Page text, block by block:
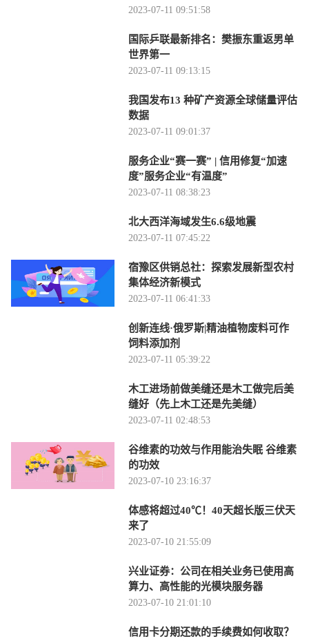
2023-07-11 09:51:58
国际乒联最新排名：樊振东重返男单
世界第一
2023-07-11 09:13:15
我国发布13 种矿产资源全球储量评估
数据
2023-07-11 09:01:37
服务企业“赛一赛” | 信用修复“加速
度”服务企业“有温度”
2023-07-11 08:38:23
北大西洋海域发生6.6级地震
2023-07-11 07:45:22
宿豫区供销总社：探索发展新型农村
集体经济新模式
2023-07-11 06:41:33
创新连线·俄罗斯|精油植物废料可作
饲料添加剂
2023-07-11 05:39:22
木工进场前做美缝还是木工做完后美
缝好（先上木工还是先美缝）
2023-07-11 02:48:53
谷维素的功效与作用能治失眠 谷维素
的功效
2023-07-10 23:16:37
体感将超过40℃！40天超长版三伏天
来了
2023-07-10 21:55:09
兴业证券：公司在相关业务已使用高
算力、高性能的光模块服务器
2023-07-10 21:01:10
信用卡分期还款的手续费如何收取？